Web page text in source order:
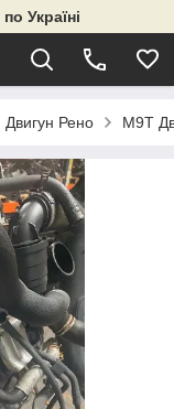
Україні
Двигун Рено M9T